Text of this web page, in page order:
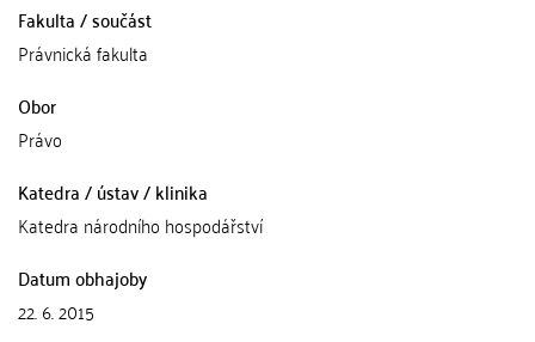
Fakulta / součást
Právnická fakulta
Obor
Právo
Katedra / ústav / klinika
Katedra národního hospodářství
Datum obhajoby
22. 6. 2015